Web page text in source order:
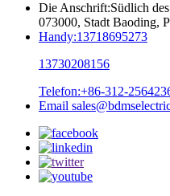
Die Anschrift:Südlich
073000, Stadt Baoding,
Handy:13718695273
13730208156
Telefon:+86-312-
Email